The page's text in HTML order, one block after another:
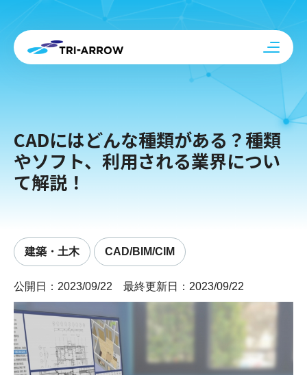
CADにはどんな種類がある？種類
やソフト、利用される業界につい
て解説！
建築・土木 CAD/BIM/CIM
公開日：2023/09/22 最終更新日：2023/09/22